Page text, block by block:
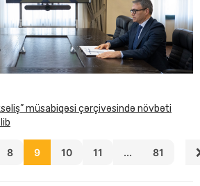
müsabiqəsi çərçivəsində növbəti
8 9 10 11 ... 81